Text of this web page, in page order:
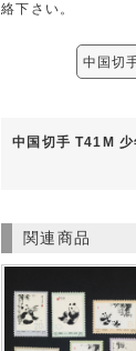
絡下さい。
中国切
中国切手 T41M
関連商品